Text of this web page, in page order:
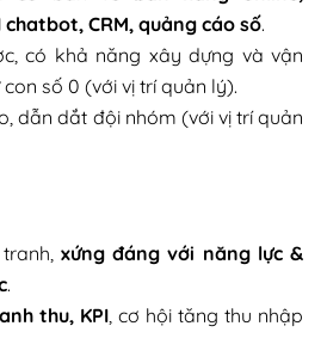
CRM, quảng cáo số.
có khả năng xây dựng và vận
số 0 (với vị trí quản lý).
dẫn dắt đội nhóm (với vị trí quản
xứng đáng với năng lực &
.
thu, KPI , cơ hội tăng thu nhập